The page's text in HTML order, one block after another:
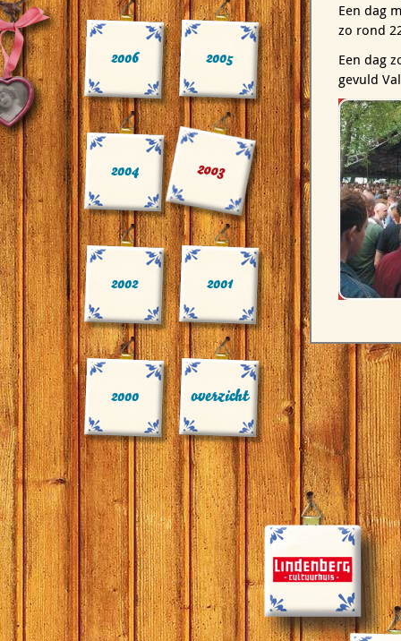
Een dag
zo rond
Een dag
gevuld
Het
14.00:de
2006 2005
2004 2003
2002 2001
2000 overzicht